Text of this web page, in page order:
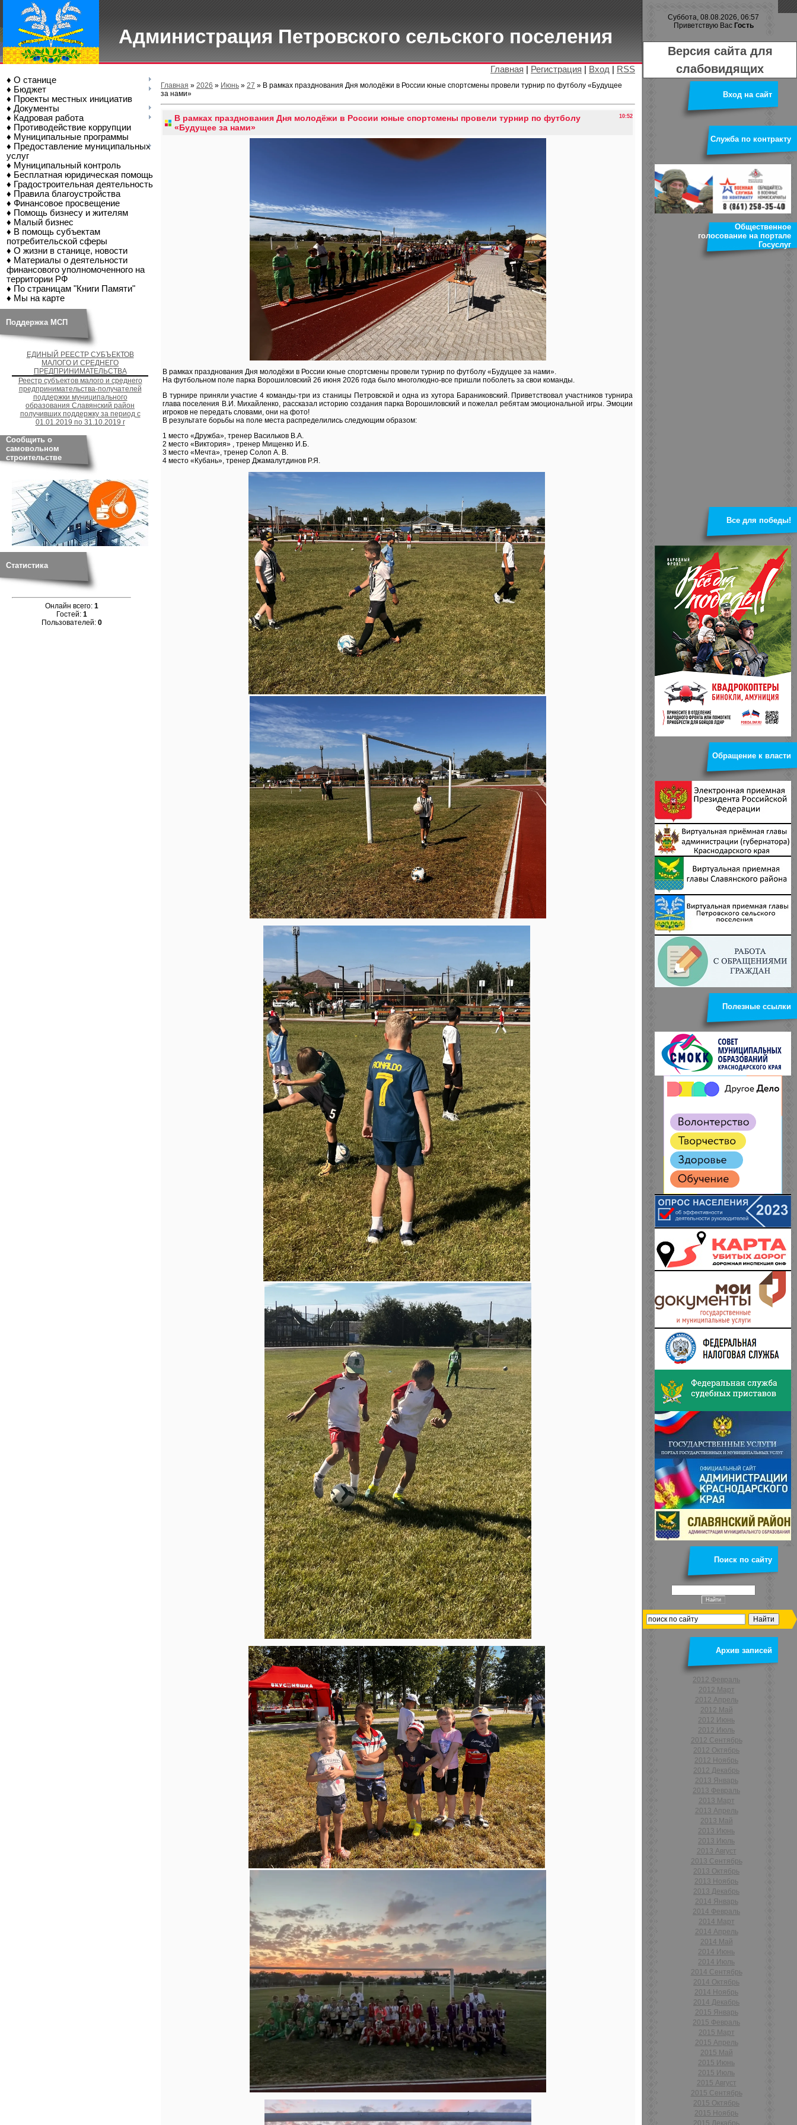
Администрация Петровского сельского поселения
Главная Регистрация Вход
RSS
♦ О станице
♦ Бюджет
♦ Проекты местных инициатив
♦ Документы
♦ Кадровая работа
♦ Противодействие коррупции
♦ Муниципальные программы
♦ Предоставление муниципальных
услуг
♦ Муниципальный контроль
♦ Бесплатная юридическая помощь
♦ Градостроительная деятельность
♦ Правила благоустройства
♦ Финансовое просвещение
♦ Помощь бизнесу и жителям
♦ Малый бизнес
♦ В помощь субъектам
потребительской сферы
♦ О жизни в станице, новости
♦ Материалы о деятельности
финансового уполномоченного на
территории РФ
♦ По страницам "Книги Памяти"
♦ Мы на карте
Поддержка МСП
ЕДИНЫЙ РЕЕСТР СУБЪЕКТОВ
МАЛОГО И СРЕДНЕГО
ПРЕДПРИНИМАТЕЛЬСТВА
Реестр субъектов малого и среднего
предпринимательства-получателей
поддержки муниципального
образования Славянский район
получивших поддержку за период с
01.01.2019 по 31.10.2019 г
Сообщить о
самовольном
строительстве
Статистика
Онлайн всего: 1
Гостей: 1
Пользователей: 0
Главная » 2026 » Июнь » 27 » В рамках празднования Дня молодёжи в России юные спортсмены провели турнир по футболу «Будущее
за нами»
10:52
В рамках празднования Дня молодёжи в России юные спортсмены провели турнир по футболу
«Будущее за нами»
В рамках празднования Дня молодёжи в России юные спортсмены провели турнир по футболу «Будущее за нами».
На футбольном поле парка Ворошиловский 26 июня 2026 года было многолюдно-все пришли поболеть за свои команды.
В турнире приняли участие 4 команды-три из станицы Петровской и одна из хутора Бараниковский. Приветствовал участников турнира
глава поселения В.И. Михайленко, рассказал историю создания парка Ворошиловский и пожелал ребятам эмоциональной игры. Эмоции
игроков не передать словами, они на фото!
В результате борьбы на поле места распределились следующим образом:
1 место «Дружба», тренер Васильков В.А.
2 место «Виктория» , тренер Мищенко И.Б.
3 место «Мечта», тренер Солоп А. В.
4 место «Кубань», тренер Джамалутдинов Р.Я.
Суббота, 08.08.2026, 06:57
Приветствую Вас Гость
Версия сайта для
слабовидящих
Вход на сайт
Служба по контракту
Общественное
голосование на портале
Госуслуг
Все для победы!
Обращение к власти
Полезные ссылки
Поиск по сайту
Архив записей
2012 Февраль
2012 Март
2012 Апрель
2012 Май
2012 Июнь
2012 Июль
2012 Сентябрь
2012 Октябрь
2012 Ноябрь
2012 Декабрь
2013 Январь
2013 Февраль
2013 Март
2013 Апрель
2013 Май
2013 Июнь
2013 Июль
2013 Август
2013 Сентябрь
2013 Октябрь
2013 Ноябрь
2013 Декабрь
2014 Январь
2014 Февраль
2014 Март
2014 Апрель
2014 Май
2014 Июнь
2014 Июль
2014 Сентябрь
2014 Октябрь
2014 Ноябрь
2014 Декабрь
2015 Январь
2015 Февраль
2015 Март
2015 Апрель
2015 Май
2015 Июнь
2015 Июль
2015 Август
2015 Сентябрь
2015 Октябрь
2015 Ноябрь
2015 Декабрь